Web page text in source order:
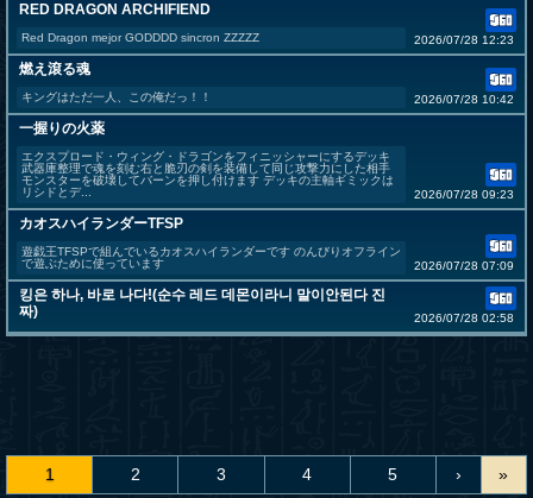
RED DRAGON ARCHIFIEND
Red Dragon mejor GODDDD sincron ZZZZZ 2026/07/28 12:23
燃え滾る魂
キングはただ一人、この俺だっ！！ 2026/07/28 10:42
一握りの火薬
エクスプロード・ウィング・ドラゴンをフィニッシャーにするデッキ
武器庫整理で魂を刻む右と脆刃の剣を装備して同じ攻撃力にした相手
モンスターを破壊してバーンを押し付けます デッキの主軸ギミックは
リシドとデ...
2026/07/28 09:23
カオスハイランダーTFSP
遊戯王TFSPで組んでいるカオスハイランダーです のんびりオフライン
で遊ぶために使っています
2026/07/28 07:09
킹은 하나, 바로 나다!(순수 레드 데몬이라니 말이안된다 진
짜)
2026/07/28 02:58
1 2 3 4 5 › »